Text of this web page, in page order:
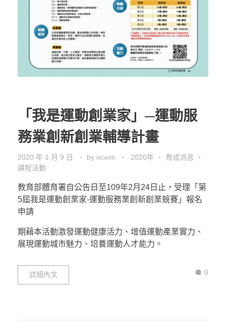
社團法人中華創業育成協會
新創圓夢網
百萬旗艦計畫
「我是運動創業家」─運動服
務業創新創業輔導計畫
2020 年 1 月 9 日 by iiicweb 2020年
育成消息
課程活動
教育部體育署自公告日至109年2月24日止，受理「第
5屆我是運動創業家-運動服務業創新創業競賽」報名
申請
期藉本活動激發運動健康活力、增值運動產業實力、
展現運動城市魅力、培養運動人才能力。
詳細內文 0